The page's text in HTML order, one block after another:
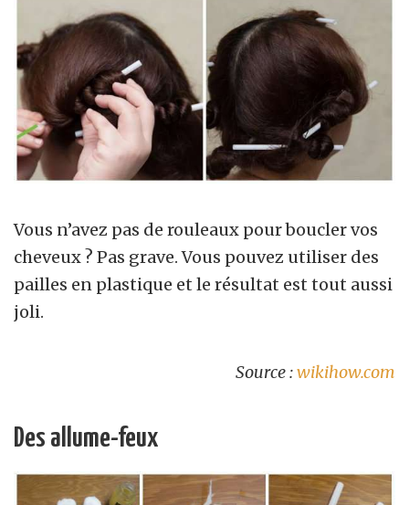
Vous n’avez pas de rouleaux pour boucler vos
cheveux ? Pas grave. Vous pouvez utiliser des
pailles en plastique et le résultat est tout aussi
joli.
Source :wikihow.com
Des allume-feux